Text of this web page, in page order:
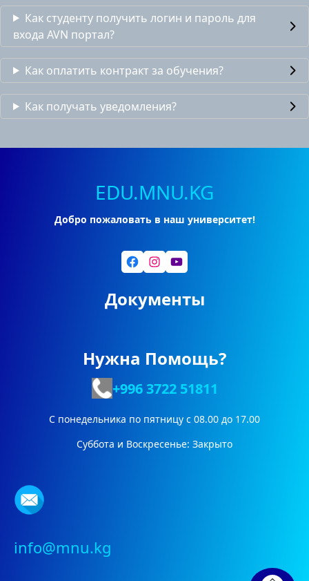
Как студенту получить логин и пароль для
входа AVN портал?
Как оплатить контракт за обучения?
Как получать уведомления?
EDU.MNU.KG
Добро пожаловать в наш университет!
Facebook Instagram YouTube
Документы
Нужна Помощь?
+996 372251811
С понедельника по пятницу с 08.00 до 17.00
Суббота и Воскресенье: Закрыто
info@mnu.kg